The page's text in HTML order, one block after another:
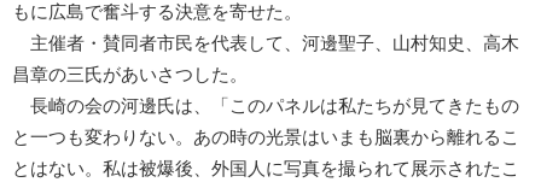
もに広島で奮斗する決意を寄せた。
主催者・賛同者市民を代表して、河邊聖子、山村知史、高木
昌章の三氏があいさつした。
長崎の会の河邊氏は、「このパネルは私たちが見てきたもの
と一つも変わりない。あの時の光景はいまも脳裏から離れるこ
とはない。私は被爆後、外国人に写真を撮られて展示されたこ